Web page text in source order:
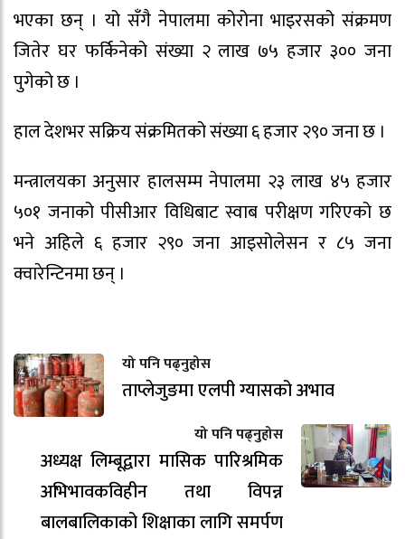
भएका छन् । यो सँगै नेपालमा कोरोना भाइरसको संक्रमण
जितेर घर फर्किनेको संख्या २ लाख ७५ हजार ३०० जना
पुगेको छ ।
हाल देशभर सक्रिय संक्रमितको संख्या ६ हजार २९० जना छ ।
मन्त्रालयका अनुसार हालसम्म नेपालमा २३ लाख ४५ हजार
५०१ जनाको पीसीआर विधिबाट स्वाब परीक्षण गरिएको छ
भने अहिले ६ हजार २९० जना आइसोलेसन र ८५ जना
क्वारेन्टिनमा छन् ।
यो पनि पढ्नुहोस
ताप्लेजुङमा एलपी ग्यासको अभाव
यो पनि पढ्नुहोस
अध्यक्ष लिम्बूद्वारा मासिक पारिश्रमिक
अभिभावकविहीन तथा विपन्न
बालबालिकाको शिक्षाका लागि समर्पण